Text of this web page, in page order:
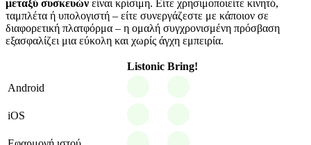
μεταξύ συσκευών είναι κρίσιμη. Είτε χρησιμοποιείτε κινητό,
ταμπλέτα ή υπολογιστή – είτε συνεργάζεστε με κάποιον σε
διαφορετική πλατφόρμα – η ομαλή συγχρονισμένη πρόσβαση
εξασφαλίζει μια εύκολη και χωρίς άγχη εμπειρία.
Listonic Bring!
Android
iOS